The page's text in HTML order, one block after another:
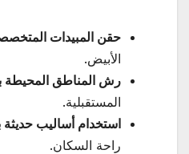
حقن المبيدات
الأبيض.
رش المناطق المحيطة
المستقبلية.
استخدام أساليب حديثة
راحة السكان.